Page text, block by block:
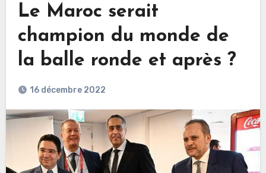
Le Maroc serait
champion du monde de
la balle ronde et après ?
16 décembre 2022